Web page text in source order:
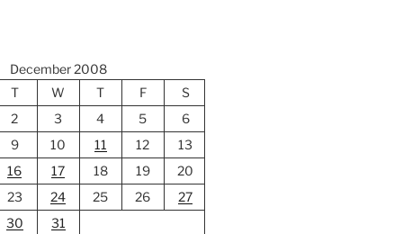
December 2008
T
W T F
S
2
3 4 5
6
9
10 11 12
13
16
17 18 19
20
23
24 25 26
27
30
31